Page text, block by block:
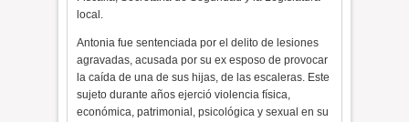
local.
Antonia fue sentenciada por el delito de lesiones
agravadas, acusada por su ex esposo de provocar
la caída de una de sus hijas, de las escaleras. Este
sujeto durante años ejerció violencia física,
económica, patrimonial, psicológica y sexual en su